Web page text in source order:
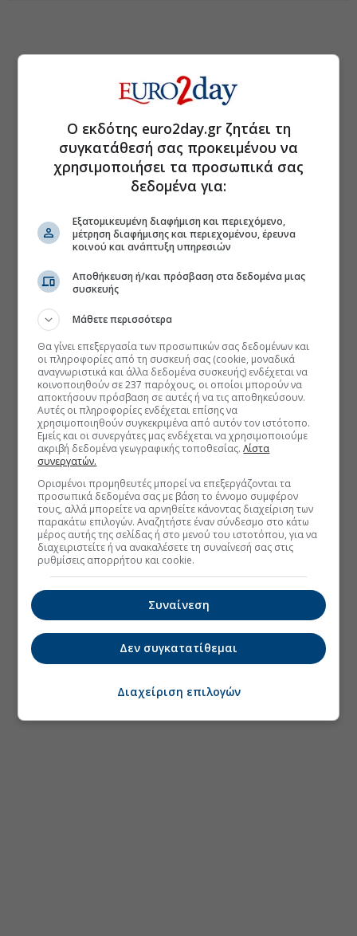
Ο εκδότης euro2day.gr ζητάει τη
συγκατάθεσή σας προκειμένου να
χρησιμοποιήσει τα προσωπικά σας
δεδομένα για:
Εξατομικευμένη διαφήμιση και περιεχόμενο,
μέτρηση διαφήμισης και περιεχομένου, έρευνα
κοινού και ανάπτυξη υπηρεσιών
Αποθήκευση ή/και πρόσβαση στα δεδομένα μιας
συσκευής
Μάθετε περισσότερα
Θα γίνει επεξεργασία των προσωπικών σας δεδομένων και
οι πληροφορίες από τη συσκευή σας (cookie, μοναδικά
αναγνωριστικά και άλλα δεδομένα συσκευής) ενδέχεται να
κοινοποιηθούν σε 237 παρόχους, οι οποίοι μπορούν να
αποκτήσουν πρόσβαση σε αυτές ή να τις αποθηκεύσουν.
Αυτές οι πληροφορίες ενδέχεται επίσης να
χρησιμοποιηθούν συγκεκριμένα από αυτόν τον ιστότοπο.
Εμείς και οι συνεργάτες μας ενδέχεται να χρησιμοποιούμε
ακριβή δεδομένα γεωγραφικής τοποθεσίας.Λίστα
συνεργατών.
Ορισμένοι προμηθευτές μπορεί να επεξεργάζονται τα
προσωπικά δεδομένα σας με βάση το έννομο συμφέρον
τους, αλλά μπορείτε να αρνηθείτε κάνοντας διαχείριση των
παρακάτω επιλογών. Αναζητήστε έναν σύνδεσμο στο κάτω
μέρος αυτής της σελίδας ή στο μενού του ιστοτόπου, για να
διαχειριστείτε ή να ανακαλέσετε τη συναίνεσή σας στις
ρυθμίσεις απορρήτου και cookie.
Συναίνεση
Δεν συγκατατίθεμαι
Διαχείριση επιλογών